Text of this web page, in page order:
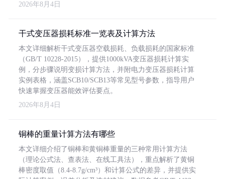
2026年8月4日
干式变压器损耗标准一览表及计算方法
本文详细解析干式变压器空载损耗、负载损耗的国家标准
（GB/T 10228-2015），提供1000kVA变压器损耗计算实
例，分步骤说明变损计算方法，并附电力变压器损耗计算
实例表格，涵盖SCB10/SCB13等常见型号参数，指导用户
快速掌握变压器能效评估要点。
2026年8月4日
铜棒的重量计算方法有哪些
本文详细介绍了铜棒和黄铜棒重量的三种常用计算方法
（理论公式法、查表法、在线工具法），重点解析了黄铜
棒密度取值（8.4-8.7g/cm³）和计算公式的差异，并提供实